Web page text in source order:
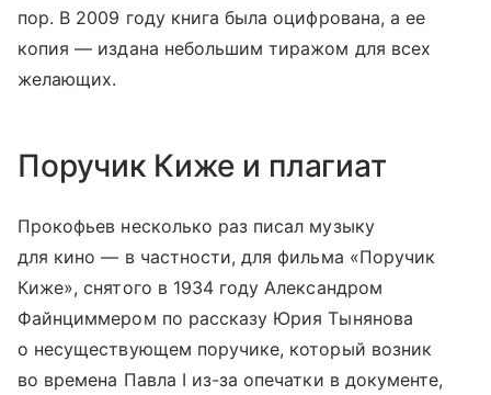
пор. В 2009 году книга была оцифрована, а ее
копия — издана небольшим тиражом для всех
желающих.
Поручик Киже и плагиат
Прокофьев несколько раз писал музыку
для кино — в частности, для фильма «Поручик
Киже», снятого в 1934 году Александром
Файнциммером по рассказу Юрия Тынянова
о несуществующем поручике, который возник
во времена Павла I из-за опечатки в документе,